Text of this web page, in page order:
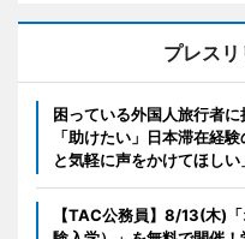
プレス
困っている外国人旅行者
「助けたい」日本滞在経
と気軽に声をかけてほしい
【TAC公務員】8/13(木)